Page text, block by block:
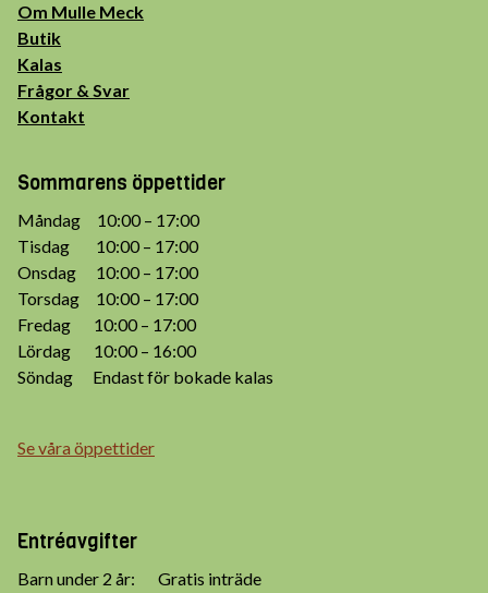
Om Mulle Meck
Butik
Kalas
Frågor & Svar
Kontakt
Sommarens öppettider
Måndag 10:00 – 17:00
Tisdag 10:00 – 17:00
Onsdag 10:00 – 17:00
Torsdag 10:00 – 17:00
Fredag 10:00 – 17:00
Lördag 10:00 – 16:00
Söndag Endast för bokade kalas
Se våra öppettider
Entréavgifter
Barn under 2 år: Gratis inträde